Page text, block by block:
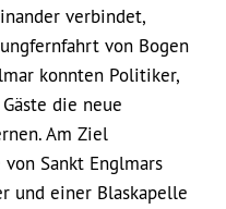
verbindet,
von Bogen
konnten Politiker,
die neue
Am Ziel
Sankt Englmars
und einer Blaskapelle